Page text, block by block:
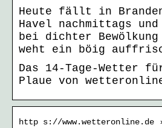
Heute fällt in
Havel nachmittags und
bei dichter Bewölkung
weht ein böig
Das 14-Tage-Wetter
Plaue von
http s://www.wetteronline.de